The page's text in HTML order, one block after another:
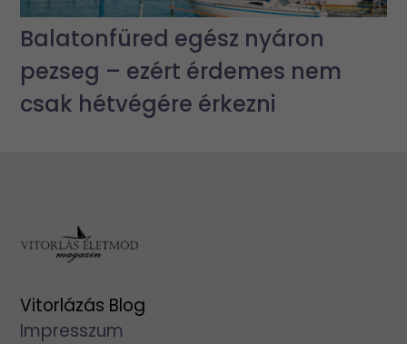
Balatonfüred egész nyáron
pezseg – ezért érdemes nem
csak hétvégére érkezni
Vitorlázás Blog
Impresszum